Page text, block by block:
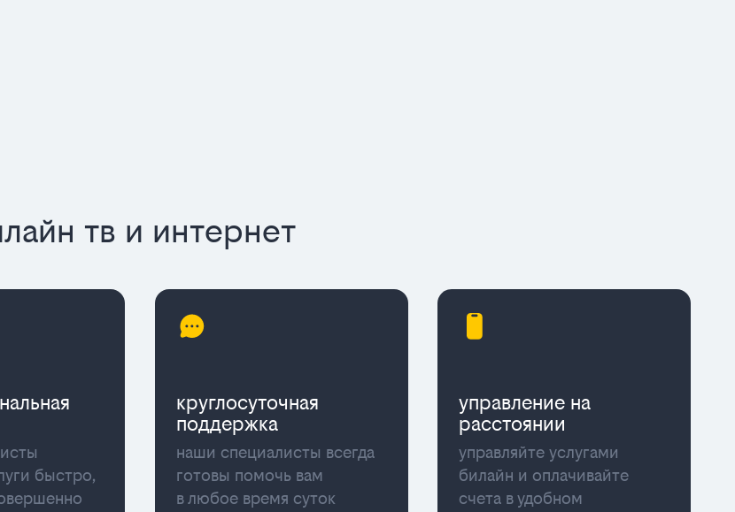
тв и интернет
быстро,
круглосуточная
поддержка
наши специалисты всегда
готовы помочь вам
в любое время суток
управление на
расстоянии
управляйте услугами
билайн и оплачивайте
счета в удобном